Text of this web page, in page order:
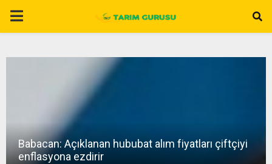
P
ABabacan: Açıklanan hububat alım fiyatları çiftçiyi
enflasyona ezdirir